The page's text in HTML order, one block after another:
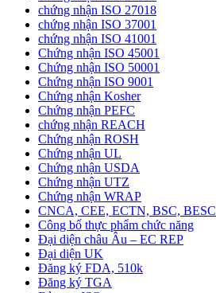
chứng nhận ISO 27018
chứng nhận ISO 37001
chứng nhận ISO 41001
Chứng nhận ISO 45001
Chứng nhận ISO 50001
Chứng nhận ISO 9001
Chứng nhận Kosher
Chứng nhận PEFC
chứng nhận REACH
Chứng nhận ROSH
Chứng nhận UL
Chứng nhận USDA
Chứng nhận UTZ
Chứng nhận WRAP
CNCA, CEE, ECTN, BSC, BESC
Công bố thực phẩm chức năng
Đại diện châu Âu – EC REP
Đại diện UK
Đăng ký FDA, 510k
Đăng ký TGA